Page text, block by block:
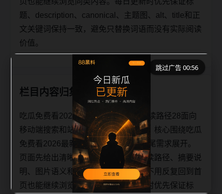
题、description、canonical、主题图、alt、title和正
文关键词保持一致，避免只替换词语而没有实际阅读
价值。
栏目内容归集
吃瓜免费看2026最新爆料合集专题阅读路径28面向
移动端搜索和站内连续阅读场景整理，核心围绕吃瓜
免费看2026最新、爆料合集和相关长尾需求展开。
页面先给出清晰主题，再补充专题阅读路径、摘要说
明、图片语义和可点击入口，让用户不用反复回到首
页也能继续浏览同类内容。每日更新时优先保证标
跳过广告 00:56